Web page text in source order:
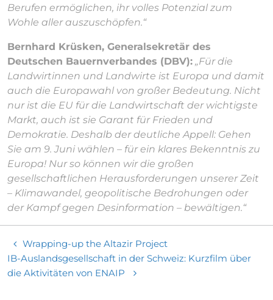
Berufen ermöglichen, ihr volles Potenzial zum
Wohle aller auszuschöpfen.“
Bernhard Krüsken, Generalsekretär des
Deutschen Bauernverbandes (DBV): „Für die
Landwirtinnen und Landwirte ist Europa und damit
auch die Europawahl von großer Bedeutung. Nicht
nur ist die EU für die Landwirtschaft der wichtigste
Markt, auch ist sie Garant für Frieden und
Demokratie. Deshalb der deutliche Appell: Gehen
Sie am 9. Juni wählen – für ein klares Bekenntnis zu
Europa! Nur so können wir die großen
gesellschaftlichen Herausforderungen unserer Zeit
– Klimawandel, geopolitische Bedrohungen oder
der Kampf gegen Desinformation – bewältigen.“
Wrapping-up the Altazir Project
IB-Auslandsgesellschaft in der Schweiz: Kurzfilm über
die Aktivitäten von ENAIP